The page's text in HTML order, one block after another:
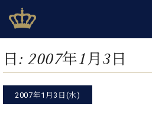
to
content
ベヒシュタインジャパン公式サイト
BECHSTEIN JAPAN Official Site
タ
ロ
グ
ベ
ヒ
ベ
ヒ
シ
ド
イ
ツ
メ
ル
マ
シ
企
業
情
日: 2007年1月3日
2007年1月3日(水)